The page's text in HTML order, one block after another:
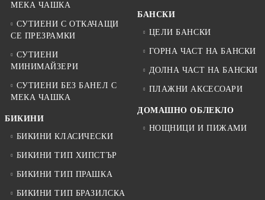
МЕКА ЧАШКА
СУТИЕНИ С ОТКАЧАЩИ
СЕ ПРЕЗРАМКИ
СУТИЕНИ
МИНИМАЙЗЕРИ
СУТИЕНИ БЕЗ БАНЕЛ С
МЕКА ЧАШКА
БИКИНИ
БИКИНИ КЛАСИЧЕСКИ
БИКИНИ ТИП ХИПСТЪР
БИКИНИ ТИП ПРАШКА
БИКИНИ ТИП БРАЗИЛСКА
БАНСКИ
ЦЕЛИ БАНСКИ
ГОРНА ЧАСТ НА БАНСКИ
ДОЛНА ЧАСТ НА БАНСКИ
ПЛАЖНИ АКСЕСОАРИ
ДОМАШНО ОБЛЕКЛО
НОЩНИЦИ И ПИЖАМИ